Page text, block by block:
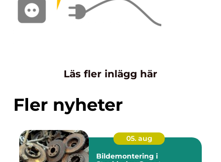
Läs fler inlägg här
Fler nyheter
05. aug
Bildemontering i